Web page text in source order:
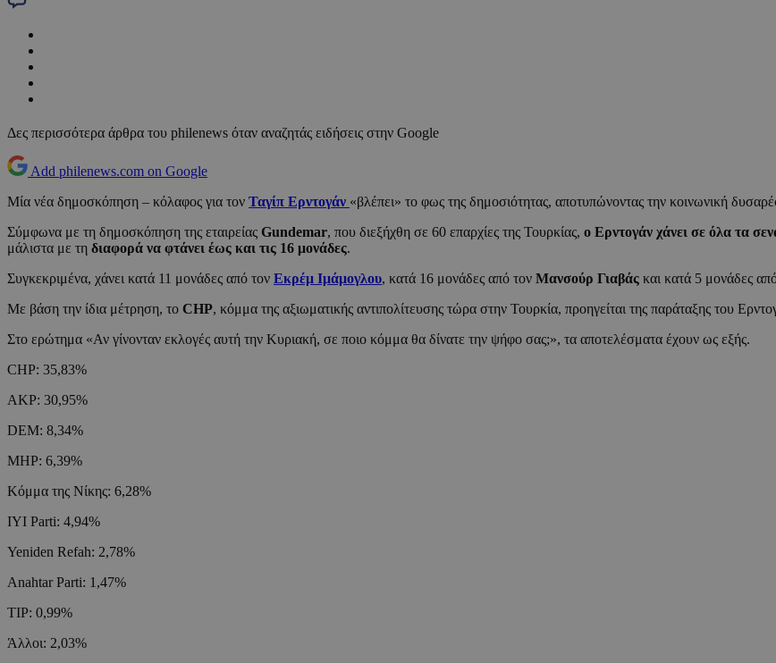
Δες περισσότερα άρθρα του philenews όταν αναζητάς ειδήσεις στην Google
Add philenews.com on Google
Μία νέα δημοσκόπηση – κόλαφος για τον Ταγίπ Ερντογάν «βλέπει» το φως της δημοσιότητας, αποτυπώνοντας την κοινωνική
Σύμφωνα με τη δημοσκόπηση της εταιρείας Gundemar, που διεξήχθη σε 60 επαρχίες της Τουρκίας, ο Ερντογάν χάνει σε όλα τα
μάλιστα με τη διαφορά να φτάνει έως και τις 16 μονάδες.
Συγκεκριμένα, χάνει κατά 11 μονάδες από τον Εκρέμ Ιμάμογλου, κατά 16 μονάδες από τον Μανσούρ Γιαβάς και κατά 5 μονάδες
Με βάση την ίδια μέτρηση, το CHP, κόμμα της αξιωματικής αντιπολίτευσης τώρα στην Τουρκία, προηγείται της παράταξης του
Στο ερώτημα «Αν γίνονταν εκλογές αυτή την Κυριακή, σε ποιο κόμμα θα δίνατε την ψήφο σας;», τα αποτελέσματα έχουν ως εξής.
CHP: 35,83%
AKP: 30,95%
DEM: 8,34%
MHP: 6,39%
Κόμμα της Νίκης: 6,28%
ΙΥΙ Parti: 4,94%
Yeniden Refah: 2,78%
Anahtar Parti: 1,47%
ΤΙP: 0,99%
Άλλοι: 2,03%